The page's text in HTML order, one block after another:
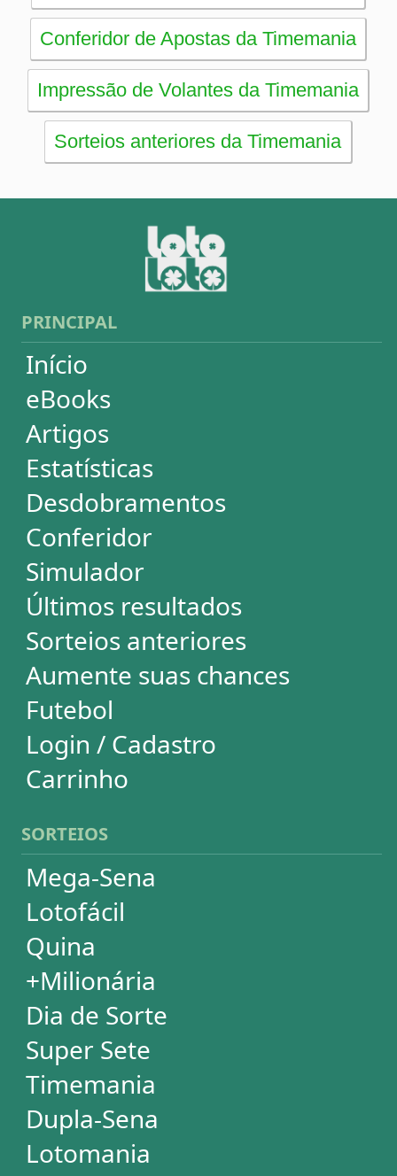
Mega-Sena
Lotofácil
Quina
+Milionária
Dia de Sorte
Super Sete
Timemania
Loteria Federal
Loteca
Lotogol
Powerball
Mega Millions
Euromillions
ESTATÍSTICAS
Mega-Sena
Lotofácil
Quina
+Milionária
Dia de Sorte
Super Sete
Timemania
Dupla-Sena
Lotomania
Mega Millions
Euromillions
DESDOBRAMENTOS
Mega-Sena
Lotofácil
Quina
+Milionária
Dia de Sorte
Timemania
Dupla-Sena